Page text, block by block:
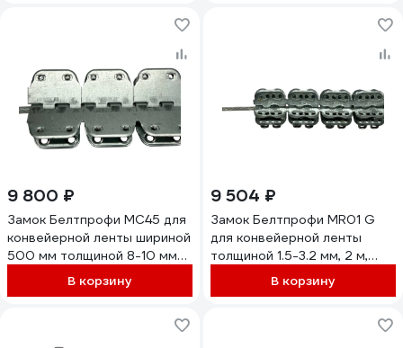
9 800 ₽
Замок Белтпрофи МС45 для
конвейерной ленты шириной
500 мм толщиной 8-10 мм
00-00007744В корзину
9 504 ₽
Замок Белтпрофи MR01 G
для конвейерной ленты
толщиной 1.5-3.2 мм, 2 м,
00-00007713В корзину